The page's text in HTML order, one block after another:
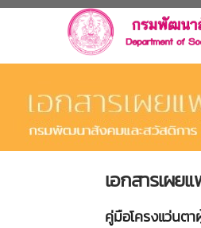
เอกสารเผย
คู่มือโครงแว่นต